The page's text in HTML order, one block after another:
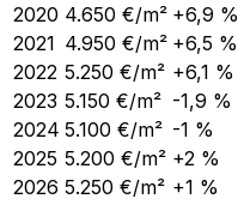
2020 4.650 €/m² +6,9 %
2021 4.950 €/m² +6,5 %
2022 5.250 €/m² +6,1 %
2023 5.150 €/m² -1,9 %
2024 5.100 €/m² -1 %
2025 5.200 €/m² +2 %
2026 5.250 €/m² +1 %